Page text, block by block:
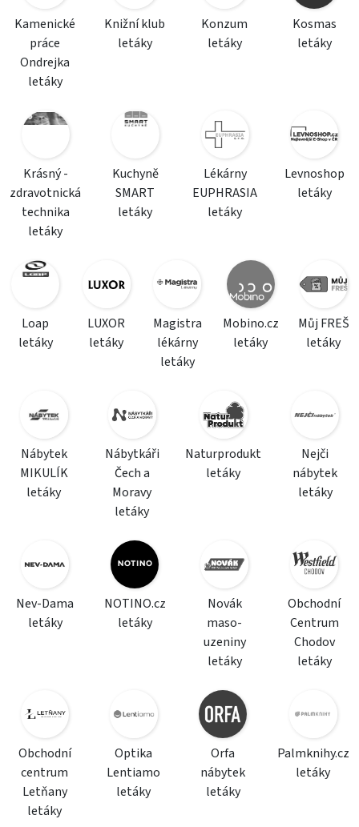
Kamenické
práce
Ondrejka
letáky
Knižní klub
letáky
Konzum
letáky
Kosmas
letáky
Krásný -
zdravotnická
technika
letáky
Kuchyně
SMART
letáky
Lékárny
EUPHRASIA
letáky
Levnoshop
letáky
Loap
letáky
LUXOR
letáky
Magistra
lékárny
letáky
Mobino.cz
letáky
Můj FREŠ
letáky
Nábytek
MIKULÍK
letáky
Nábytkáři
Čech a
Moravy
letáky
Naturprodukt
letáky
Nejči
nábytek
letáky
Nev-Dama
letáky
NOTINO.cz
letáky
Novák
maso-
uzeniny
letáky
Obchodní
Centrum
Chodov
letáky
Obchodní
centrum
Letňany
letáky
Optika
Lentiamo
letáky
Orfa
nábytek
letáky
Palmknihy.cz
letáky